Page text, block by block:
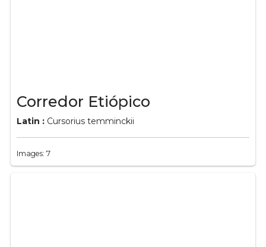
Corredor Etiópico
Latin : Cursorius temminckii
Images: 7